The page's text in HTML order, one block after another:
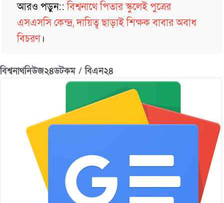
আরও পড়ুন::বিশ্বনাথে পিতার স্কুলেই পুত্রের
এসএসসি কেন্দ্র, দায়িত্ব ছাড়াই শিক্ষক বাবার অবাধ
বিচরণ।
বিশ্বনাথনিউজ২৪ডটকম / বিএন২৪